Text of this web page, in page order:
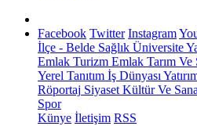
Facebook Twitter Instagram
İlçe - Belde Sağlık Üniversite
Emlak Turizm Emlak Tarım Ve
Yerel Tanıtım İş Dünyası
Röportaj Siyaset Kültür Ve
Spor
Künye İletişim RSS